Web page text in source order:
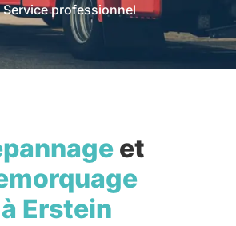
Service professionnel
et
à Erstein